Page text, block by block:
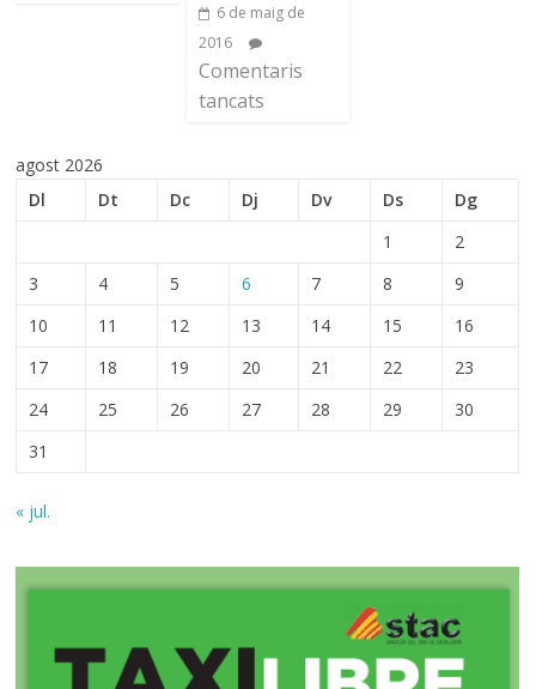
6 de maig de
2016
Comentaris
tancats
agost 2026
Dl
Dt Dc Dj Dv Ds
Dg
1
2
3
4 5 6 7 8
9
10
11 12 13 14 15
16
17
18 19 20 21 22
23
24
25 26 27 28 29
30
31
« jul.